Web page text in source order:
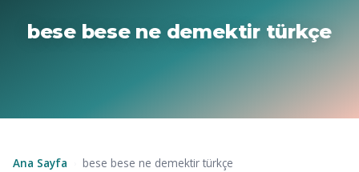
bese bese ne demektir türkçe
Ana Sayfa bese bese ne demektir türkçe